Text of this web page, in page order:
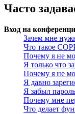
Часто
Вход на
Зачем мне
Что такое
Почему я не
Я только что
Почему я не
Я давно
Я забыл
Почему мне
Что делает